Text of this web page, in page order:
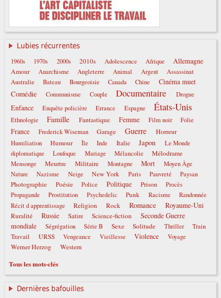
Lubies récurrentes
1960s 1970s 2000s 2010s Adolescence Afrique Allemagne
Amour Anarchisme Angleterre Animal Argent
Assassinat
Australie
Bateau Bourgeoisie Canada Chine Cinéma muet
Comédie Communisme Couple Documentaire Drogue
Enfance Enquête policière Errance Espagne États-Unis
Ethnologie Famille Fantastique Femme Film noir Folie
France Frederick Wiseman Garage Guerre Horreur
Humiliation Humour Île Inde Italie Japon
Le Monde
diplomatique
Loufoque Mariage Mélancolie Mélodrame
Mensonge Meurtre Militaire Montagne Mort
Moyen Âge
Nature
Nazisme Neige New York Paris Pauvreté Paysan
Photographie Poésie Police Politique Prison
Procès
Propagande
Prostitution Psychedelic Punk Racisme
Randonnée
Récit d apprentissage
Religion Rock Romance Royaume-Uni
Ruralité Russie Satire Science-fiction
Seconde Guerre
mondiale
Ségrégation Série B Sexe Solitude Thriller Train
Travail URSS Vengeance Vieillesse Violence Voyage
Werner Herzog Western
Tous les mots-clés
Dernières bafouilles